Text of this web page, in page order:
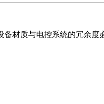
材质与电控系统的冗余度